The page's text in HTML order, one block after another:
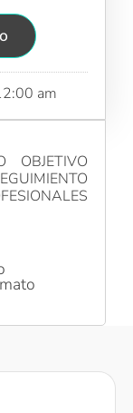
am
OBJETIVO